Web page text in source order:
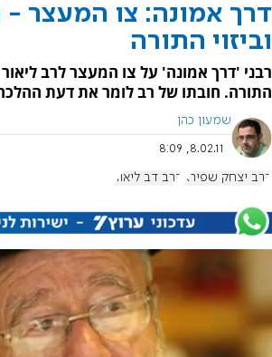
דרך אמונה: צו המעצר -
וביזוי התורה
רבני 'דרך אמונה' על צו המעצר לרב ליאור
התורה. חובתו של רב לומר את דעת
שמעון כהן
8.02.11, 8:09
הרב יצחק שפירא הרב דב ליאור